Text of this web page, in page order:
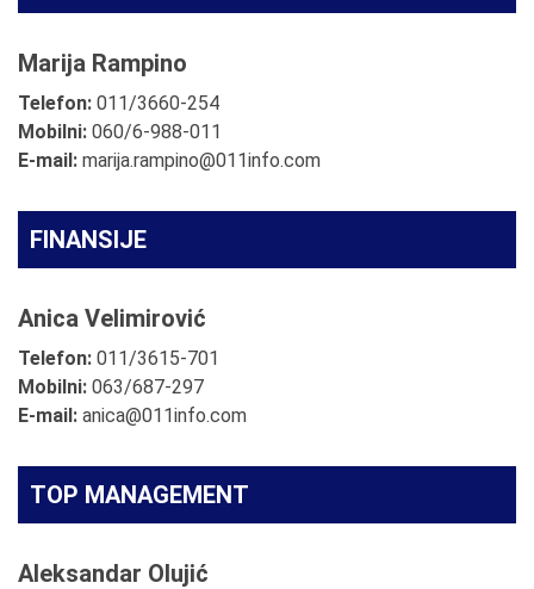
Marija Rampino
Telefon: 011/3660-254
Mobilni: 060/6-988-011
E-mail: marija.rampino@011info.com
FINANSIJE
Anica Velimirović
Telefon: 011/3615-701
Mobilni: 063/687-297
E-mail: anica@011info.com
TOP MANAGEMENT
Aleksandar Olujić